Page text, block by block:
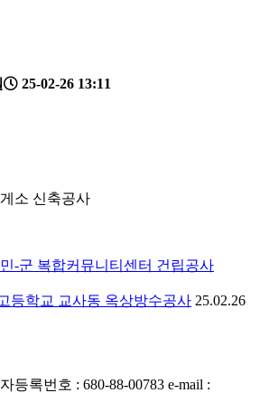
25-02-26 13:11
소 신축공사
-군 복합커뮤니티센터 건립공사
등학교 교사동 옥상방수공사 25.02.26
등록번호 : 680-88-00783 e-mail :